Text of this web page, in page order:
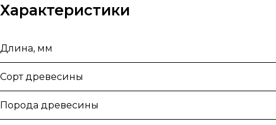
Характеристики
Длина, мм
Сорт древесины
Порода древесины